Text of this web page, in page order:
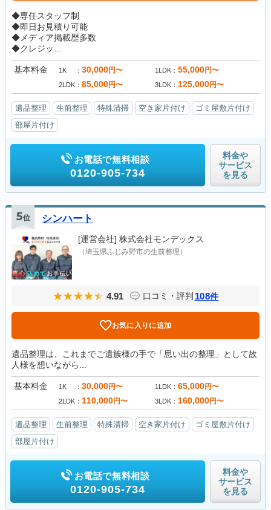
◆専任スタッフ制
◆即日お見積り可能
◆メディア掲載歴多数
◆クレジッ...
基本料金 1K 30,000円〜 1LDK 55,000円〜
2LDK 85,000円〜 3LDK 125,000円〜
遺品整理 生前整理 特殊清掃 空き家片付け
ゴミ屋敷片付け
部屋片付け
お電話で無料相談
0120-905-734
料金や
サービス
を見る
5位 シンハート
[運営会社] 株式会社モンデックス
（埼玉県ふじみ野市の生前整理）
4.91 口コミ・評判 108件
お気に入りに追加
遺品整理は、これまでご遺族様の手で「思い出の整理」として故
人様を想いながら...
基本料金 1K 30,000円〜 1LDK 65,000円〜
2LDK 110,000円〜 3LDK 160,000円〜
遺品整理 生前整理 特殊清掃 空き家片付け
ゴミ屋敷片付け
部屋片付け
お電話で無料相談
0120-905-734
料金や
サービス
を見る